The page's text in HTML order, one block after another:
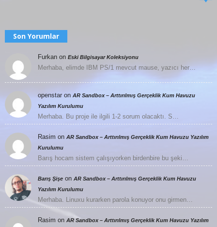
Son Yorumlar
Furkan on Eski Bilgisayar Koleksiyonu
Merhaba, elimde IBM PS/1 mevcut mause, yazıcı her…
openstar on AR Sandbox – Arttırılmış Gerçeklik Kum Havuzu
Yazılım Kurulumu
Merhaba. Bu proje ile ilgili 1-2 sorum olacaktı. S…
Rasim on AR Sandbox – Arttırılmış Gerçeklik Kum Havuzu Yazılım
Kurulumu
Barış hocam sistem çalışıyorken birdenbire bu şeki…
Barış Şişe on AR Sandbox – Arttırılmış Gerçeklik Kum Havuzu
Yazılım Kurulumu
Merhaba. Linuxu kurarken parola konuyor onu girmen…
Rasim on AR Sandbox – Arttırılmış Gerçeklik Kum Havuzu Yazılım